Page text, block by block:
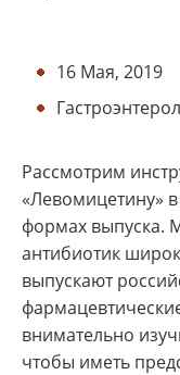
16 Мая, 2019
Рассмотрим
«Левомицетину» в
формах выпуска.
антибиотик
выпускают
внимательно
чтобы иметь